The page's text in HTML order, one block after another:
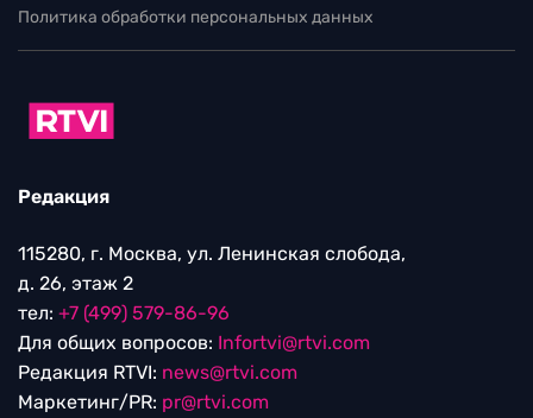
Политика обработки персональных данных
Редакция
115280, г. Москва, ул. Ленинская слобода,
д. 26, этаж 2
тел: +7 (499) 579-86-96
Для общих вопросов: Infortvi@rtvi.com
Редакция RTVI: news@rtvi.com
Маркетинг/PR: pr@rtvi.com